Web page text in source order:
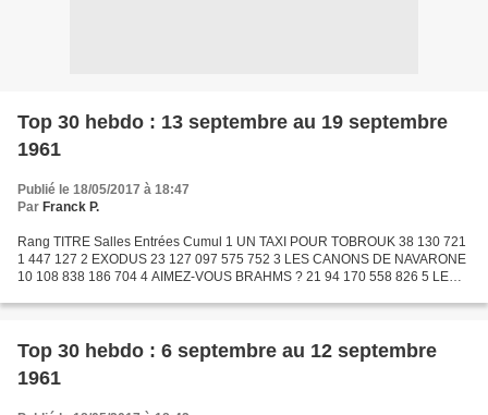
Top 30 hebdo : 13 septembre au 19 septembre
1961
Publié le 18/05/2017 à 18:47
Par Franck P.
Rang TITRE Salles Entrées Cumul 1 UN TAXI POUR TOBROUK 38 130 721
1 447 127 2 EXODUS 23 127 097 575 752 3 LES CANONS DE NAVARONE
10 108 838 186 704 4 AIMEZ-VOUS BRAHMS ? 21 94 170 558 826 5 LE
Top 30 hebdo : 6 septembre au 12 septembre
1961